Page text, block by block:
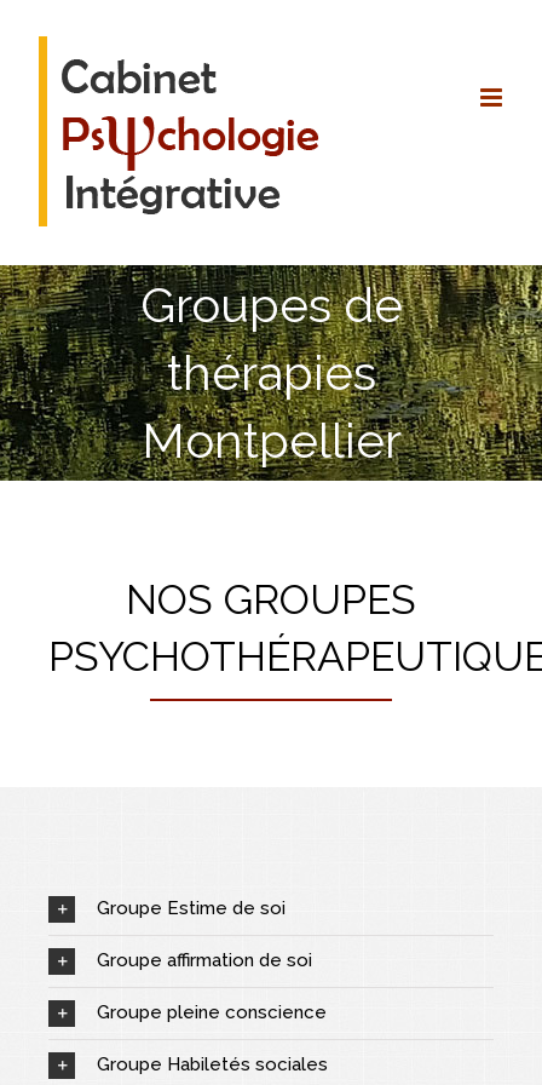
contenu
Groupes de
thérapies
Montpellier
NOS GROUPES
Groupe Estime de soi
Groupe affirmation de soi
Groupe pleine conscience
Groupe Habiletés sociales